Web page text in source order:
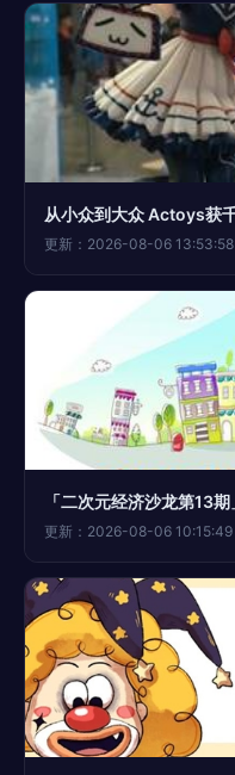
更新：2026-08-06 13:53:58
更新：2026-08-06 10:15:49